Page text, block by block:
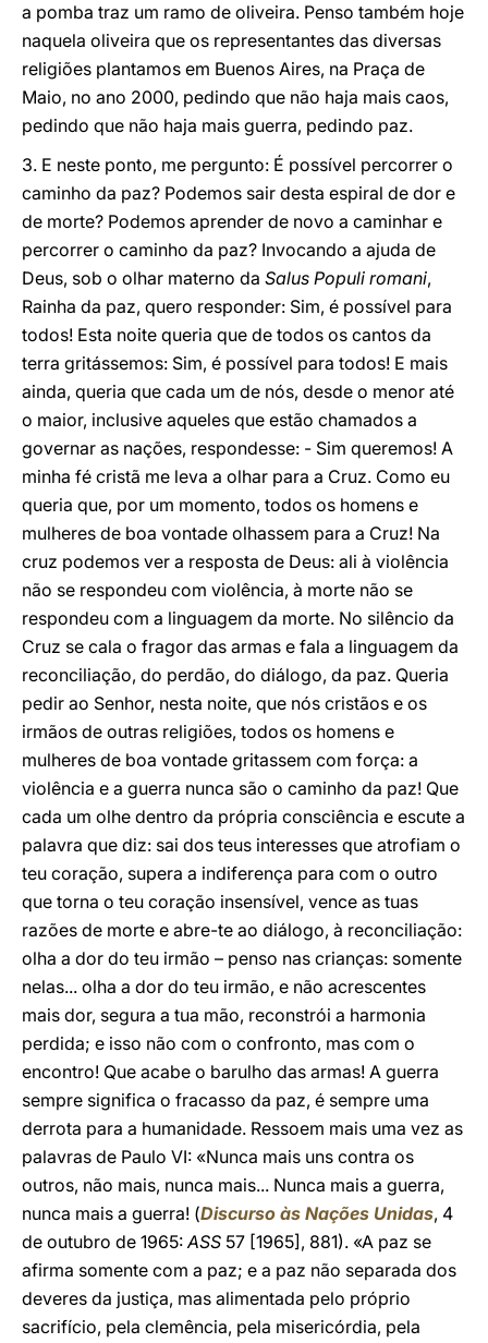
a pomba traz um ramo de oliveira. Penso também hoje
naquela oliveira que os representantes das diversas
religiões plantamos em Buenos Aires, na Praça de
Maio, no ano 2000, pedindo que não haja mais caos,
pedindo que não haja mais guerra, pedindo paz.
3. E neste ponto, me pergunto: É possível percorrer o
caminho da paz? Podemos sair desta espiral de dor e
de morte? Podemos aprender de novo a caminhar e
percorrer o caminho da paz? Invocando a ajuda de
Deus, sob o olhar materno da Salus Populi romani,
Rainha da paz, quero responder: Sim, é possível para
todos! Esta noite queria que de todos os cantos da
terra gritássemos: Sim, é possível para todos! E mais
ainda, queria que cada um de nós, desde o menor até
o maior, inclusive aqueles que estão chamados a
governar as nações, respondesse: - Sim queremos! A
minha fé cristã me leva a olhar para a Cruz. Como eu
queria que, por um momento, todos os homens e
mulheres de boa vontade olhassem para a Cruz! Na
cruz podemos ver a resposta de Deus: ali à violência
não se respondeu com violência, à morte não se
respondeu com a linguagem da morte. No silêncio da
Cruz se cala o fragor das armas e fala a linguagem da
reconciliação, do perdão, do diálogo, da paz. Queria
pedir ao Senhor, nesta noite, que nós cristãos e os
irmãos de outras religiões, todos os homens e
mulheres de boa vontade gritassem com força: a
violência e a guerra nunca são o caminho da paz! Que
cada um olhe dentro da própria consciência e escute a
palavra que diz: sai dos teus interesses que atrofiam o
teu coração, supera a indiferença para com o outro
que torna o teu coração insensível, vence as tuas
razões de morte e abre-te ao diálogo, à reconciliação:
olha a dor do teu irmão – penso nas crianças: somente
nelas... olha a dor do teu irmão, e não acrescentes
mais dor, segura a tua mão, reconstrói a harmonia
perdida; e isso não com o confronto, mas com o
encontro! Que acabe o barulho das armas! A guerra
sempre significa o fracasso da paz, é sempre uma
derrota para a humanidade. Ressoem mais uma vez as
palavras de Paulo VI: «Nunca mais uns contra os
outros, não mais, nunca mais... Nunca mais a guerra,
nunca mais a guerra! (Discurso às Nações Unidas, 4
de outubro de 1965:ASS 57 [1965], 881). «A paz se
afirma somente com a paz; e a paz não separada dos
deveres da justiça, mas alimentada pelo próprio
sacrifício, pela clemência, pela misericórdia, pela